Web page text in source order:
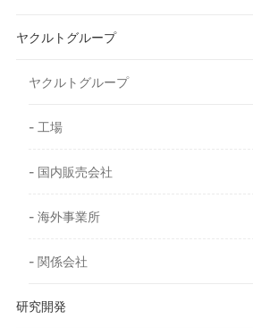
ヤクルトグループ
ヤクルトグループ
- 工場
- 国内販売会社
- 海外事業所
- 関係会社
研究開発